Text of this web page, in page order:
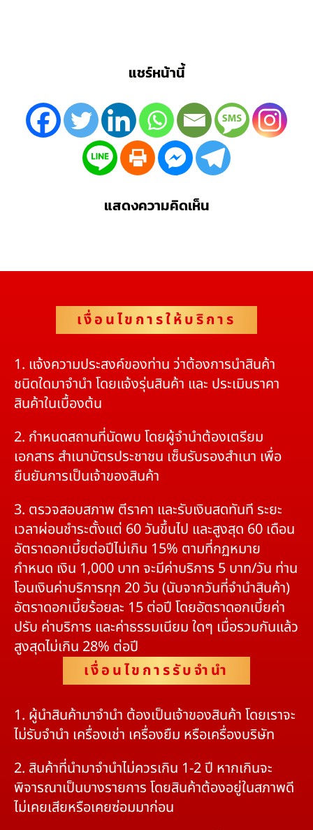
แชร์หน้านี้
แสดงความคิดเห็น
เงื่อนไขการให้บริการ
1. แจ้งความประสงค์ของท่าน ว่าต้องการนำสินค้า
ชนิดใดมาจำนำ โดยแจ้งรุ่นสินค้า และ ประเมินราคา
สินค้าในเบื้องต้น
2. กำหนดสถานที่นัดพบ โดยผู้จำนำต้องเตรียม
เอกสาร สำเนาบัตรประชาชน เซ็นรับรองสำเนา เพื่อ
ยืนยันการเป็นเจ้าของสินค้า
3. ตรวจสอบสภาพ ตีราคา และรับเงินสดทันที ระยะ
เวลาผ่อนชำระตั้งแต่ 60 วันขึ้นไป และสูงสุด 60 เดือน
อัตราดอกเบี้ยต่อปีไม่เกิน 15% ตามที่กฏหมาย
กำหนด เงิน 1,000 บาท จะมีค่าบริการ 5 บาท/วัน ท่าน
โอนเงินค่าบริการทุก 20 วัน (นับจากวันที่จำนำสินค้า)
อัตราดอกเบี้ยร้อยละ 15 ต่อปี โดยอัตราดอกเบี้ยค่า
ปรับ ค่าบริการ และค่าธรรมเนียม ใดๆ เมื่อรวมกันแล้ว
สูงสุดไม่เกิน 28% ต่อปี
เงื่อนไขการรับจำนำ
1. ผู้นำสินค้ามาจำนำ ต้องเป็นเจ้าของสินค้า โดยเราจะ
ไม่รับจำนำ เครื่องเช่า เครื่องยืม หรือเครื่องบริษัท
2. สินค้าที่นำมาจำนำไม่ควรเกิน 1-2 ปี หากเกินจะ
พิจารณาเป็นบางรายการ โดยสินค้าต้องอยู่ในสภาพดี
ไม่เคยเสียหรือเคยซ่อมมาก่อน